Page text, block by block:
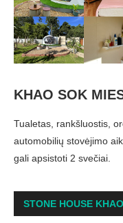
KHAO SOK
Tualetas, rankšluostis,
automobilių stovėjimo
gali apsistoti 2 svečiai.
STONE HOUSE